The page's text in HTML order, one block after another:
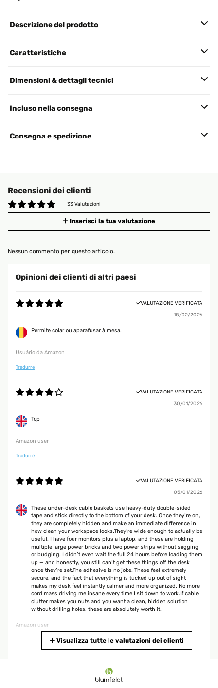
Descrizione del prodotto
Caratteristiche
Dimensioni & dettagli tecnici
Incluso nella consegna
Consegna e spedizione
Recensioni dei clienti
33 Valutazioni
Inserisci la tua valutazione
Nessun commento per questo articolo.
Opinioni dei clienti di altri paesi
VALUTAZIONE VERIFICATA
18/02/2026
Permite colar ou aparafusar à mesa.
Usuário da Amazon
Tradurre
VALUTAZIONE VERIFICATA
30/01/2026
Top
Amazon user
Tradurre
VALUTAZIONE VERIFICATA
05/01/2026
These under-desk cable baskets use heavy-duty double-sided
tape and stick directly to the bottom of your desk. Once they’re on,
they are completely hidden and make an immediate difference in
how clean your workspace looks.They’re wide enough to actually be
useful. I have four monitors plus a laptop, and these are holding
multiple large power bricks and two power strips without sagging
or budging. I didn’t even wait the full 24 hours before loading them
up — and honestly, you still can’t get these things off the desk
once they’re set.The adhesive is no joke. These feel extremely
secure, and the fact that everything is tucked up out of sight
makes my desk feel instantly calmer and more organized. No more
cord mass driving me insane every time I sit down to work.If cable
clutter makes you nuts and you want a clean, hidden solution
without drilling holes, these are absolutely worth it.
Amazon user
Visualizza tutte le valutazioni dei clienti